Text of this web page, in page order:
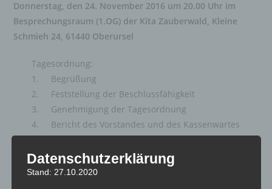
Donnerstag, den 24. November 2016 um 20.00 Uhr im
Besprechungsraum (1.OG) der Kita Zauberwald, Kleine
Schmieh 24, 61440 Oberursel
Tagesordnung:
1. Begrüßung
2. Feststellung der Beschlussfähigkeit
3. Genehmigung der Tagesordnung
4. Bericht des Vorstandes und des Kassenwartes
5. Entlastung des Vorstandes
6. Neuwahl des 2. Vorsitzenden und des
Kassenwartes
Datenschutzerklärung
Stand: 27.10.2020